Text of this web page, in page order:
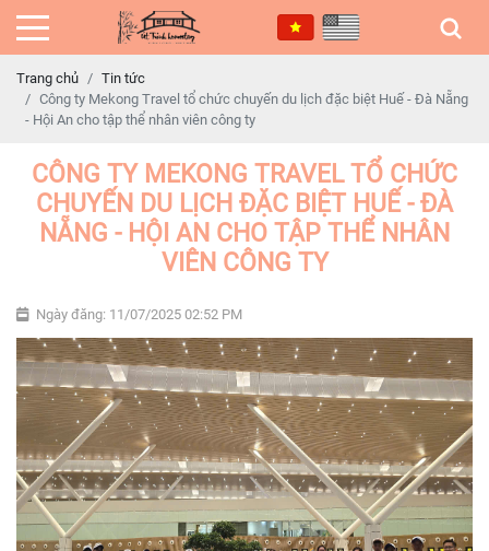
Trang chủ
Tin tức
Công ty Mekong Travel tổ chức chuyến du lịch đặc biệt Huế - Đà Nẵng
- Hội An cho tập thể nhân viên công ty
CÔNG TY MEKONG TRAVEL TỔ CHỨC
CHUYẾN DU LỊCH ĐẶC BIỆT HUẾ - ĐÀ
NẴNG - HỘI AN CHO TẬP THỂ NHÂN
VIÊN CÔNG TY
Ngày đăng: 11/07/2025 02:52 PM